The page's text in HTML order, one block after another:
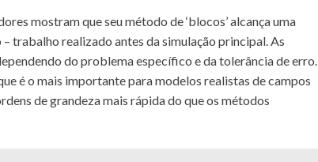
mostram que seu método de ‘blocos’ alcança uma
trabalho realizado antes da simulação principal. As
do problema específico e da tolerância de erro.
é o mais importante para modelos realistas de campos
de grandeza mais rápida do que os métodos